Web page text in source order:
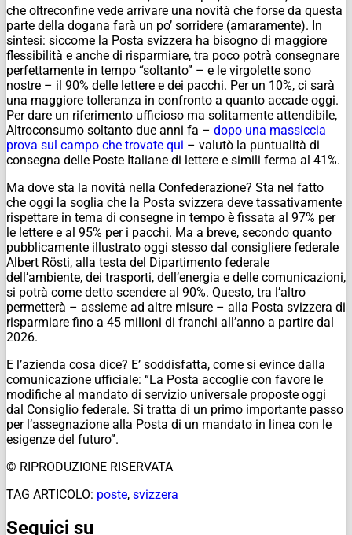
che oltreconfine vede arrivare una novità che forse da questa
parte della dogana farà un po’ sorridere (amaramente). In
sintesi: siccome la Posta svizzera ha bisogno di maggiore
flessibilità e anche di risparmiare, tra poco potrà consegnare
perfettamente in tempo “soltanto” – e le virgolette sono
nostre – il 90% delle lettere e dei pacchi. Per un 10%, ci sarà
una maggiore tolleranza in confronto a quanto accade oggi.
Per dare un riferimento ufficioso ma solitamente attendibile,
Altroconsumo soltanto due anni fa – dopo una massiccia
prova sul campo che trovate qui – valutò la puntualità di
consegna delle Poste Italiane di lettere e simili ferma al 41%.
Ma dove sta la novità nella Confederazione? Sta nel fatto
che oggi la soglia che la Posta svizzera deve tassativamente
rispettare in tema di consegne in tempo è fissata al 97% per
le lettere e al 95% per i pacchi. Ma a breve, secondo quanto
pubblicamente illustrato oggi stesso dal consigliere federale
Albert Rösti, alla testa del Dipartimento federale
dell’ambiente, dei trasporti, dell’energia e delle comunicazioni,
si potrà come detto scendere al 90%. Questo, tra l’altro
permetterà – assieme ad altre misure – alla Posta svizzera di
risparmiare fino a 45 milioni di franchi all’anno a partire dal
2026.
E l’azienda cosa dice? E’ soddisfatta, come si evince dalla
comunicazione ufficiale: “La Posta accoglie con favore le
modifiche al mandato di servizio universale proposte oggi
dal Consiglio federale. Si tratta di un primo importante passo
per l’assegnazione alla Posta di un mandato in linea con le
esigenze del futuro”.
© RIPRODUZIONE RISERVATA
TAG ARTICOLO: poste, svizzera
Seguici su